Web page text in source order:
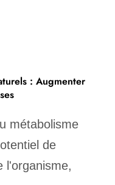
: Augmenter
métabolisme
de
l'organisme,